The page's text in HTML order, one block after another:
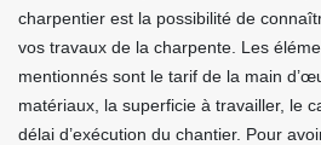
charpentier est la possibilité de
vos travaux de la charpente. Les
mentionnés sont le tarif de la main
matériaux, la superficie à travailler, le
délai d’exécution du chantier. Pour